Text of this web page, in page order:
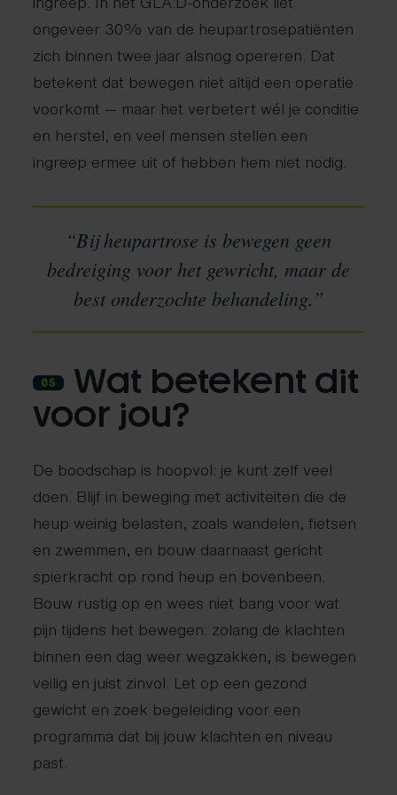
ongeveer 30% van de heupartrosepatiënten
zich binnen twee jaar alsnog opereren. Dat
betekent dat bewegen niet altijd een operatie
voorkomt — maar het verbetert wél je conditie
en herstel, en veel mensen stellen een
ingreep ermee uit of hebben hem niet nodig.
“Bij heupartrose is bewegen geen
bedreiging voor het gewricht, maar de
best onderzochte behandeling.”
05
Wat betekent dit
voor jou?
De boodschap is hoopvol: je kunt zelf veel
doen. Blijf in beweging met activiteiten die de
heup weinig belasten, zoals wandelen, fietsen
en zwemmen, en bouw daarnaast gericht
spierkracht op rond heup en bovenbeen.
Bouw rustig op en wees niet bang voor wat
pijn tijdens het bewegen: zolang de klachten
binnen een dag weer wegzakken, is bewegen
veilig en juist zinvol. Let op een gezond
gewicht en zoek begeleiding voor een
programma dat bij jouw klachten en niveau
past.